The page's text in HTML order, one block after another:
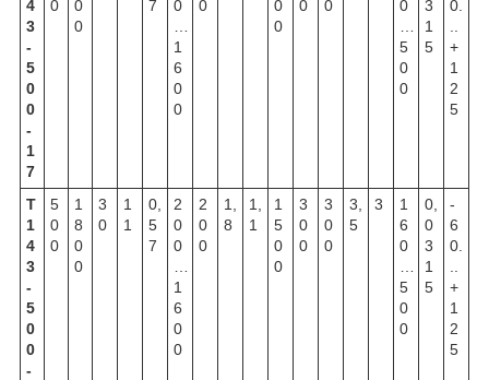
4
3
-
5
0
0
-
1
7
0
0
0
7
0
1
6
0
0
0
0
0
0
0
0
5
0
0
3
1
5
0.
+
1
2
5
Т
1
4
3
-
5
0
0
-
5
0
0
1
8
0
0
3
0
1
1
0,
5
7
2
0
0
1
6
0
0
2
0
0
1,
8
1,
1
1
5
0
0
3
0
0
3
0
0
3,
5
3
1
6
0
5
0
0
0,
0
3
1
5
-
6
0.
+
1
2
5